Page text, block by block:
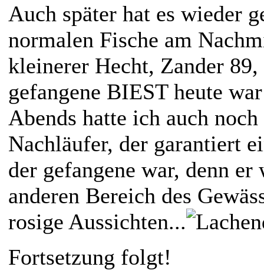
Auch später hat es wieder
normalen Fische am
kleinerer Hecht, Zander
gefangene BIEST heute
Abends hatte ich auch
Nachläufer, der garantiert
der gefangene war, denn
anderen Bereich des
rosige Aussichten...
Fortsetzung folgt!